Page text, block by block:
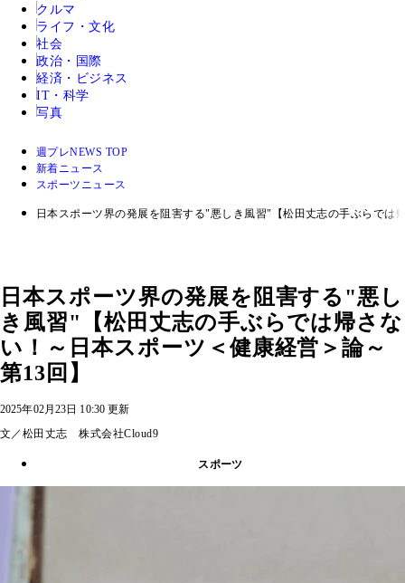
クルマ
ライフ・文化
社会
政治・国際
経済・ビジネス
IT・科学
写真
週プレNEWS TOP
新着ニュース
スポーツニュース
日本スポーツ界の発展を阻害する"悪しき風習"【松田丈志の手ぶらでは
日本スポーツ界の発展を阻害する"悪し
き風習"【松田丈志の手ぶらでは帰さな
い！～日本スポーツ＜健康経営＞論～
第13回】
2025年02月23日 10:30 更新
文／松田丈志 株式会社Cloud9
スポーツ